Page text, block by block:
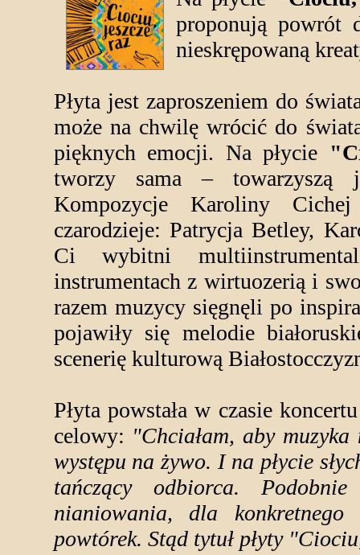
proponują powrót
nieskrępowaną
Płyta jest zaproszeniem do
może na chwilę wrócić do
pięknych emocji. Na płycie
tworzy sama – towarzyszą
Kompozycje Karoliny
czarodzieje: Patrycja Betley,
Ci wybitni
instrumentach z wirtuozerią i
razem muzycy sięgnęli po
pojawiły się melodie
scenerię kulturową
Płyta powstała w czasie
celowy: "Chciałam, aby
występu na żywo. I na płycie
tańczący odbiorca.
nianiowania, dla konkretnego
powtórek. Stąd tytuł płyty